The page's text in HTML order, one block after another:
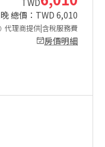
晚 總價：TWD 6,010
代理商提供|含稅服務費
房價明細